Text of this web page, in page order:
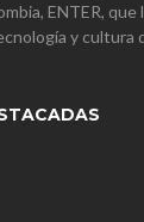
ENTER, que
y cultura